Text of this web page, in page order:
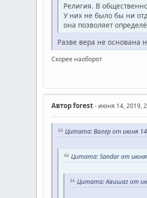
Религия. В
У них не было бы ни
она позволяет
Разве вера не основана
Скорее наоборот
Авторforest- июня 14, 2019,
Цитата: Валер от июня
Цитата: Sandar от июня
Цитата: Авишаг от